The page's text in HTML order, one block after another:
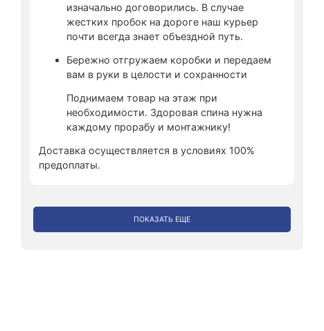
изначально договорились. В случае
жестких пробок на дороге наш курьер
почти всегда знает объездной путь.
Бережно отгружаем коробки и передаем
вам в руки в целости и сохранности
Поднимаем товар на этаж при
необходимости. Здоровая спина нужна
каждому прорабу и монтажнику!
Доставка осуществляется в условиях 100%
предоплаты.
ПОКАЗАТЬ ЕЩЕ